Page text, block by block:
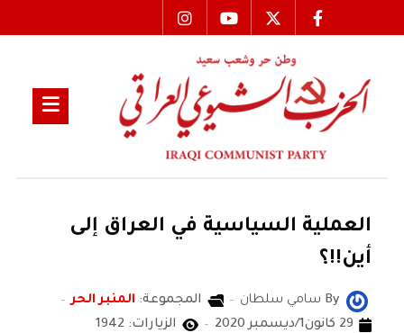
العملية السياسية في العراق إلى
أين!!؟
By سامي سلطان المجموعة: المنبر الحر
29 كانون1/ديسمبر 2020
الزيارات: 1942